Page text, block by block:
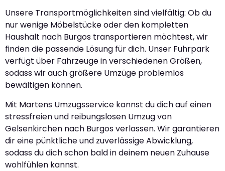
Unsere Transportmöglichkeiten sind vielfältig: Ob du
nur wenige Möbelstücke oder den kompletten
Haushalt nach Burgos transportieren möchtest, wir
finden die passende Lösung für dich. Unser Fuhrpark
verfügt über Fahrzeuge in verschiedenen Größen,
sodass wir auch größere Umzüge problemlos
bewältigen können.
Mit Martens Umzugsservice kannst du dich auf einen
stressfreien und reibungslosen Umzug von
Gelsenkirchen nach Burgos verlassen. Wir garantieren
dir eine pünktliche und zuverlässige Abwicklung,
sodass du dich schon bald in deinem neuen Zuhause
wohlfühlen kannst.